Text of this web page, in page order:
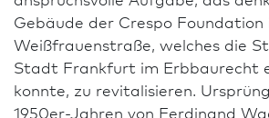
Gebäude der Crespo Foundation
Weißfrauenstraße, welches die
Stadt Frank­furt im Erbbaurecht
konnte, zu revitalisieren.
1950er-Jahren von Ferdinand